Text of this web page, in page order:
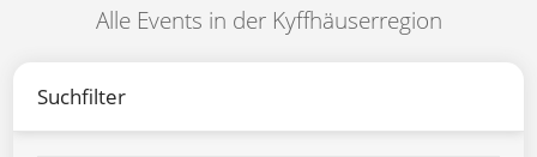
Alle Events in der Kyffhäuserregion
Suchfilter